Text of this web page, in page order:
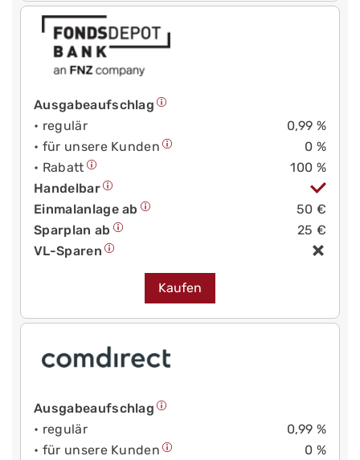
Ausgabeaufschlag
• regulär
0,99 %
• für unsere Kunden
0 %
• Rabatt
100 %
Handelbar
Einmalanlage ab
50 €
Sparplan ab
25 €
VL-Sparen
Kaufen
Ausgabeaufschlag
• regulär
0,99 %
• für unsere Kunden
0 %